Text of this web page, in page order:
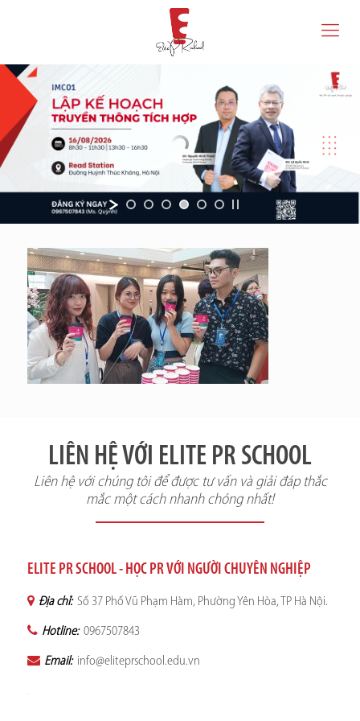
LIÊN HỆ VỚI ELITE PR SCHOOL
Liên hệ với chúng tôi để được tư vấn và giải đáp thắc
mắc một cách nhanh chóng nhất!
ELITE PR SCHOOL - HỌC PR VỚI NGƯỜI CHUYÊN NGHIỆP
Địa chỉ: Số 37 Phố Vũ Phạm Hàm, Phường Yên Hòa, TP Hà Nội.
Hotline: 0967507843
Email: info@eliteprschool.edu.vn